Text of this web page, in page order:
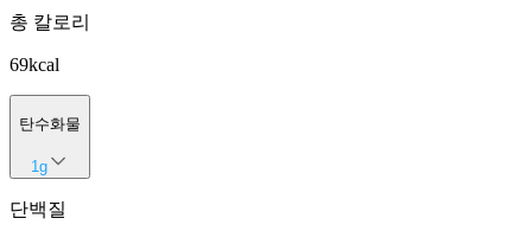
총 칼로리
69kcal
탄수화물
1g
단백질